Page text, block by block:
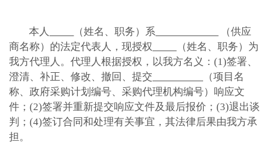
本人 （姓名、职务）系 （供应
商名称）的法定代表人，现授权
（姓名、职务）为
我方代理人。代理人根据授权，以我方名义： (1)签署、
澄清、补正、修改、撤回、提交
（项目名
称、 政府采购计划编号、采购代理机构编号）响应文
件； (2)签署并重新提交响应文件及最后报价；(3)退出谈
判；(4)签订合同和处理有关事宜，其法律后果由我方承
担。